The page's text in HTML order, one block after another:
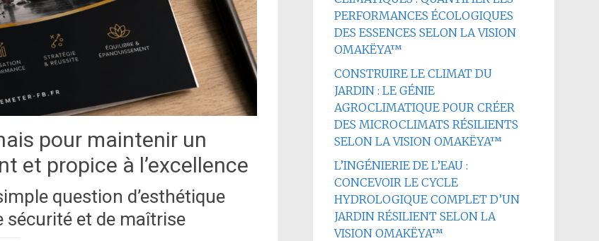
pour maintenir un
et propice à l’excellence
question d’esthétique
sécurité et de maîtrise
PERFORMANCES ÉCOLOGIQUES
DES ESSENCES SELON LA VISION
OMAKËYA™
CONSTRUIRE LE CLIMAT DU
JARDIN : LE GÉNIE
AGROCLIMATIQUE POUR CRÉER
DES MICROCLIMATS RÉSILIENTS
SELON LA VISION OMAKËYA™
L’INGÉNIERIE DE L’EAU :
CONCEVOIR LE CYCLE
HYDROLOGIQUE COMPLET D’UN
JARDIN RÉSILIENT SELON LA
VISION OMAKËYA™